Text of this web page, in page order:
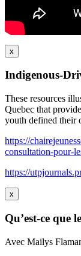
x
Indigenous-
These resources
Quebec that
youth defined their
https://
consultation-pour-
https://
x
Qu’est-ce que
Avec Mailys